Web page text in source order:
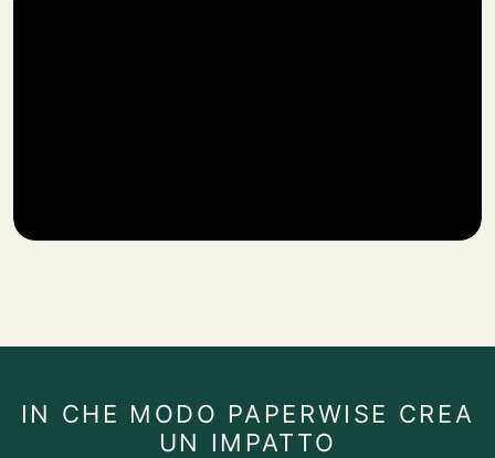
IN CHE MODO PAPERWISE CREA
UN IMPATTO